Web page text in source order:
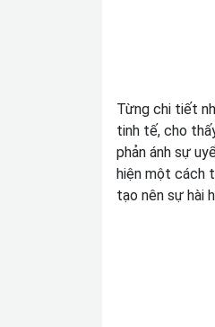
Từng chi tiết
tinh tế, cho
phản ánh sự
hiện một cách
tạo nên sự hài